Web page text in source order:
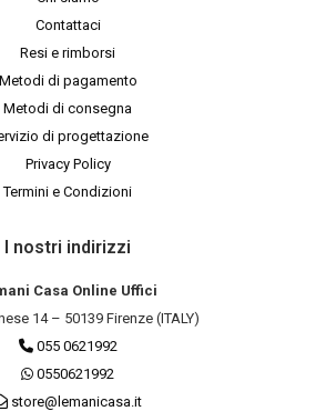
Contattaci
Resi e rimborsi
Metodi di pagamento
Metodi di consegna
di progettazione
Privacy Policy
Termini e Condizioni
I nostri indirizzi
Casa Online Uffici
14 – 50139 Firenze (ITALY)
055 0621992
0550621992
store@lemanicasa.it